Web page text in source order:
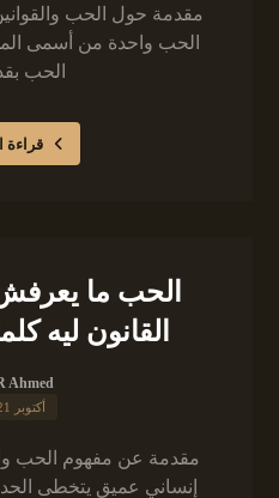
مقدمة حول الحب
الحب واحدة من أسمى
الحب
قراءة
الحب ما
القانون ليه
Ahmed
أكتوبر 21, 2025
مقدمة عن مفهوم الحب
إنساني عميق يتخطى